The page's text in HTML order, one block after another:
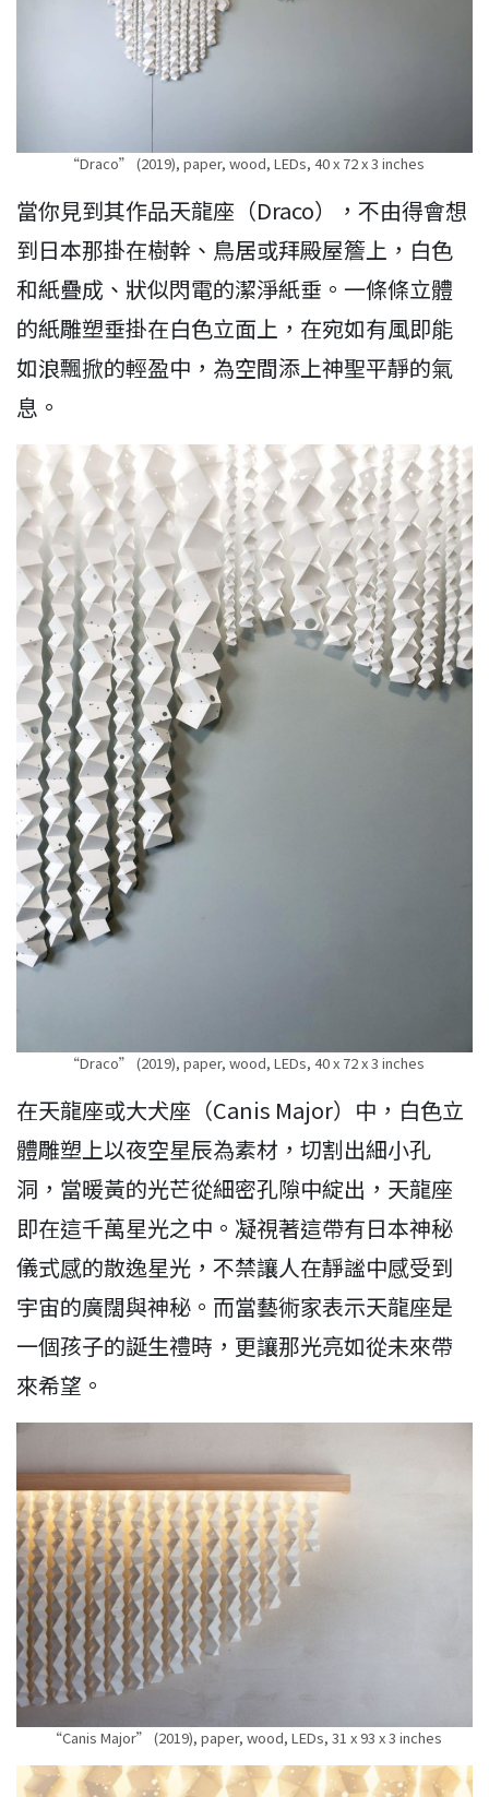
“Draco” (2019), paper, wood, LEDs, 40 x 72 x 3 inches
當你見到其作品天龍座（Draco），不由得會想
到日本那掛在樹幹、鳥居或拜殿屋簷上，白色
和紙疊成、狀似閃電的潔淨紙垂。一條條立體
的紙雕塑垂掛在白色立面上，在宛如有風即能
如浪飄掀的輕盈中，為空間添上神聖平靜的氣
息。
“Draco” (2019), paper, wood, LEDs, 40 x 72 x 3 inches
在天龍座或大犬座（Canis Major）中，白色立
體雕塑上以夜空星辰為素材，切割出細小孔
洞，當暖黃的光芒從細密孔隙中綻出，天龍座
即在這千萬星光之中。凝視著這帶有日本神秘
儀式感的散逸星光，不禁讓人在靜謐中感受到
宇宙的廣闊與神秘。而當藝術家表示天龍座是
一個孩子的誕生禮時，更讓那光亮如從未來帶
來希望。
“Canis Major” (2019), paper, wood, LEDs, 31 x 93 x 3 inches